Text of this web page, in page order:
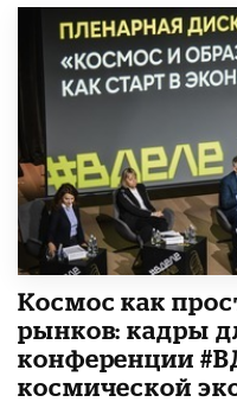
Космос как
рынков: кадры
конференции
космической